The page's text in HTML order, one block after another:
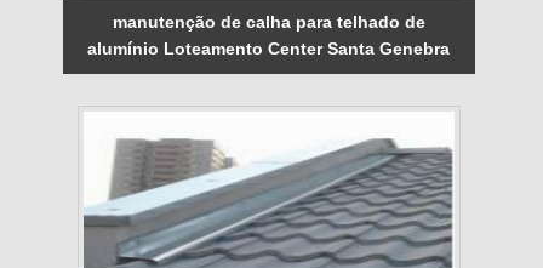
manutenção de calha para telhado de
alumínio Loteamento Center Santa Genebra